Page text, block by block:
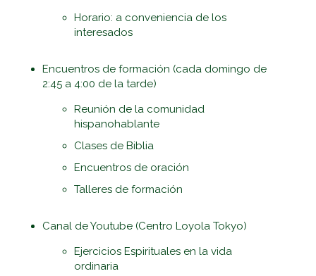
Horario: a conveniencia de los
interesados
Encuentros de formación (cada domingo de
2:45 a 4:00 de la tarde)
Reunión de la comunidad
hispanohablante
Clases de Biblia
Encuentros de oración
Talleres de formación
Canal de Youtube (Centro Loyola Tokyo)
Ejercicios Espirituales en la vida
ordinaria